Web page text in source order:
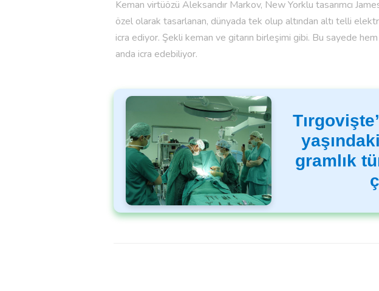
Keman virtüözü Aleksandır Markov, New Yorklu tasarımcı
özel olarak tasarlanan, dünyada tek olup altından altı telli
icra ediyor. Şekli keman ve gitarın birleşimi gibi. Bu sayede
anda icra edebiliyor.
gramlık